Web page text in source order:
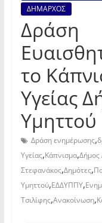
ΔΗΜΑΡΧΟΣ
Δράση
το
Υγείας
Υμηττού
Δράση ενημέρωσης,
Υγείας,Κάπνισμα,Δήμος
Στεφανάκος,Δημότες,
Υμηττού,ΕΔΔΥΠΠΥ,
Τσιλίφης,Ανακοίνωση,